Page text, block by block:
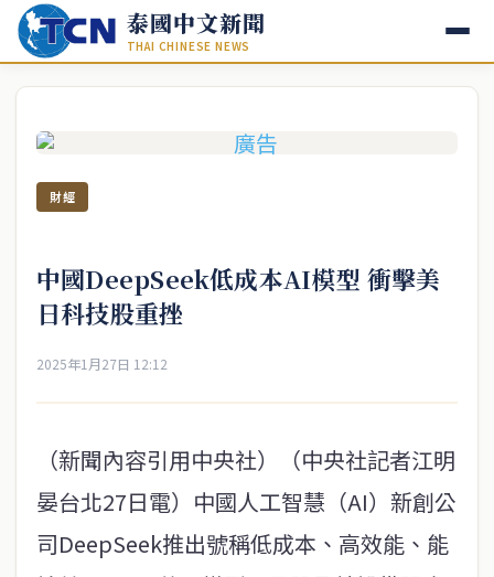
泰國中文新聞
THAI CHINESE NEWS
財經
中國DeepSeek低成本AI模型 衝擊美
日科技股重挫
2025年1月27日 12:12
（新聞內容引用中央社）（中央社記者江明
晏台北27日電）中國人工智慧（AI）新創公
司DeepSeek推出號稱低成本、高效能、能